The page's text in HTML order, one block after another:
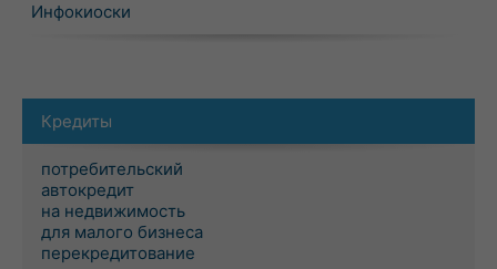
Инфокиоски
Кредиты
потребительский
автокредит
на недвижимость
для малого бизнеса
перекредитование